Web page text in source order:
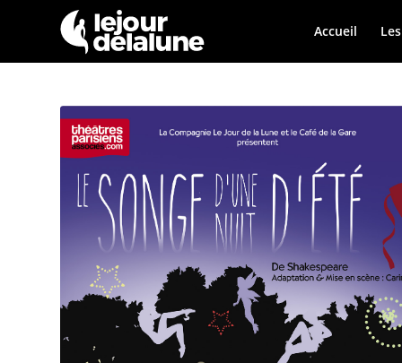
Accueil